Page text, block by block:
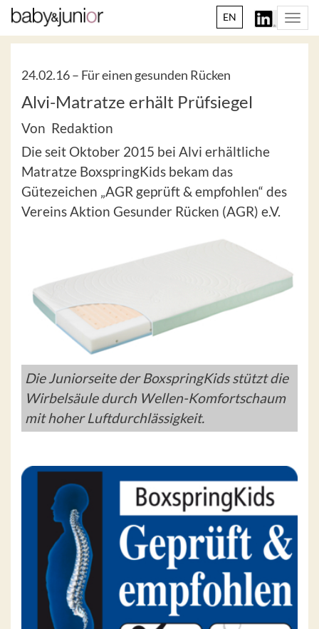
EN
24.02.16 – Für einen gesunden Rücken
Alvi-Matratze erhält Prüfsiegel
Von Redaktion
Die seit Oktober 2015 bei Alvi erhältliche
Matratze BoxspringKids bekam das
Gütezeichen „AGR geprüft & empfohlen“ des
Vereins Aktion Gesunder Rücken (AGR) e.V.
Die Juniorseite der BoxspringKids stützt die
Wirbelsäule durch Wellen-Komfortschaum
mit hoher Luftdurchlässigkeit.